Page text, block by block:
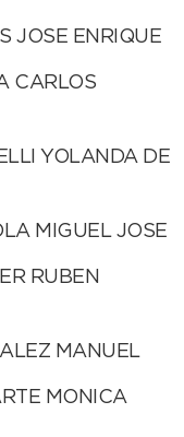
ENRIQUE
DE
JOSE
MANUEL
MONICA